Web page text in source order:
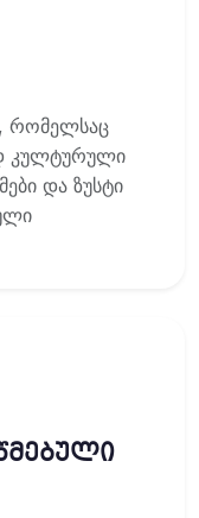
რომელსაც
კულტურული
და ზუსტი